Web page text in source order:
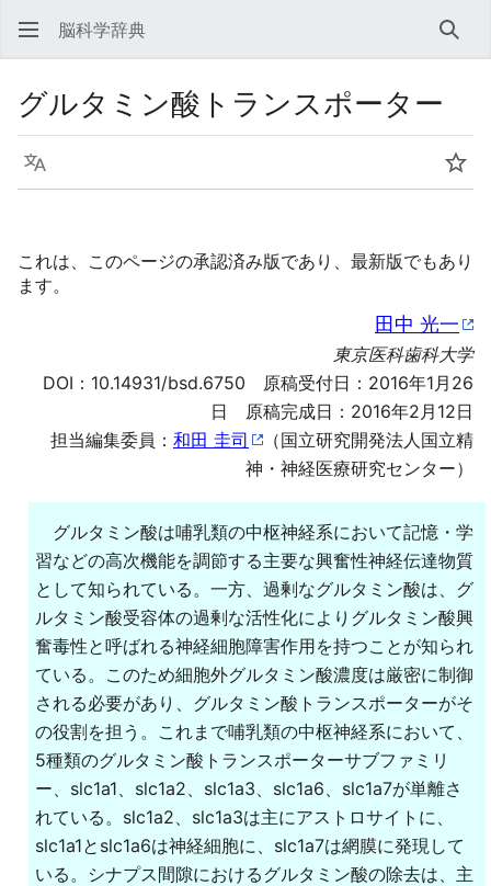
脳科学辞典 検索
グルタミン酸トランスポーター
言語 ウ
これは、このページの承認済み版であり、最新版でもあり
ます。
田中 光一
東京医科歯科大学
DOI： 10.14931/bsd.6750 原稿受付日：2016年1月26
日 原稿完成日：2016年2月12日
担当編集委員： 和田 圭司
（国立研究開発法人国立精
神・神経医療研究センター）
グルタミン酸は哺乳類の中枢神経系において記憶・学
習などの高次機能を調節する主要な興奮性神経伝達物質
として知られている。一方、過剰なグルタミン酸は、グ
ルタミン酸受容体の過剰な活性化によりグルタミン酸興
奮毒性と呼ばれる神経細胞障害作用を持つことが知られ
ている。このため細胞外グルタミン酸濃度は厳密に制御
される必要があり、グルタミン酸トランスポーターがそ
の役割を担う。これまで哺乳類の中枢神経系において、
5種類のグルタミン酸トランスポーターサブファミリ
ー、slc1a1、slc1a2、slc1a3、slc1a6、slc1a7が単離さ
れている。slc1a2、slc1a3は主にアストロサイトに、
slc1a1とslc1a6は神経細胞に、slc1a7は網膜に発現して
いる。シナプス間隙におけるグルタミン酸の除去は、主